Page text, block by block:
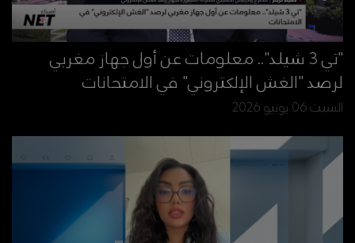
"تي 3 شيلد".. معلومات عن أول جهاز مغربي
لرصد "الغش الإلكتروني" في الامتحانات
السبت 06 يونيو 2026